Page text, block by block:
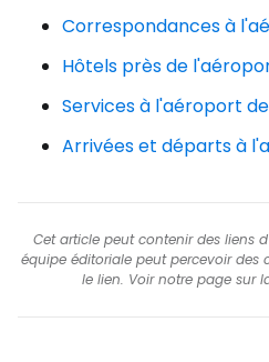
Correspondances à
Hôtels près de
Services à l'aéroport
Arrivées et départs à
Cet article peut contenir des liens
équipe éditoriale peut percevoir des
le lien. Voir notre page sur